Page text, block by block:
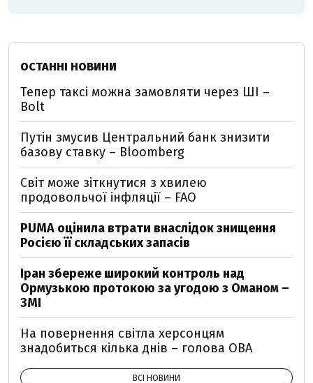
ОСТАННІ НОВИНИ
Тепер таксі можна замовляти через ШІ –
Bolt
Путін змусив Центральний банк знизити
базову ставку – Bloomberg
Світ може зіткнутися з хвилею
продовольчої інфляції – FAO
PUMA оцінила втрати внаслідок знищення
Росією її складських запасів
Іран збереже широкий контроль над
Ормузькою протокою за угодою з Оманом –
ЗМІ
На повернення світла херсонцям
знадобиться кілька днів – голова ОВА
ВСІ НОВИНИ